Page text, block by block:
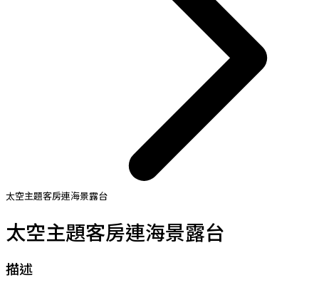
太空主題客房連海景露台
太空主題客房連海景露台
描述